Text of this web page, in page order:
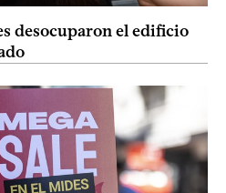
desocuparon el edificio